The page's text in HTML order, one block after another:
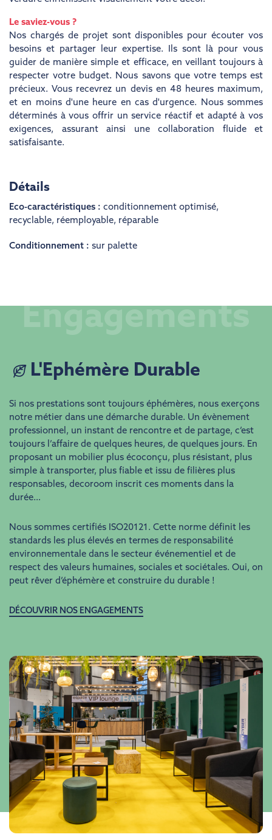
Le saviez-vous ?
Nos chargés de projet sont disponibles pour écouter vos
besoins et partager leur expertise. Ils sont là pour vous
guider de manière simple et efficace, en veillant toujours à
respecter votre budget. Nous savons que votre temps est
précieux. Vous recevrez un devis en 48 heures maximum,
et en moins d'une heure en cas d'urgence. Nous sommes
déterminés à vous offrir un service réactif et adapté à vos
exigences, assurant ainsi une collaboration fluide et
satisfaisante.
Détails
Eco-caractéristiques : conditionnement optimisé,
recyclable, réemployable, réparable
Conditionnement : sur palette
L'Ephémère Durable
Si nos prestations sont toujours éphémères, nous exerçons
notre métier dans une démarche durable. Un évènement
professionnel, un instant de rencontre et de partage, c’est
toujours l’affaire de quelques heures, de quelques jours. En
proposant un mobilier plus écoconçu, plus résistant, plus
simple à transporter, plus fiable et issu de filières plus
responsables, decoroom inscrit ces moments dans la
durée…
Nous sommes certifiés ISO20121. Cette norme définit les
standards les plus élevés en termes de responsabilité
environnementale dans le secteur événementiel et de
respect des valeurs humaines, sociales et sociétales. Oui, on
peut rêver d’éphémère et construire du durable !
DÉCOUVRIR NOS ENGAGEMENTS